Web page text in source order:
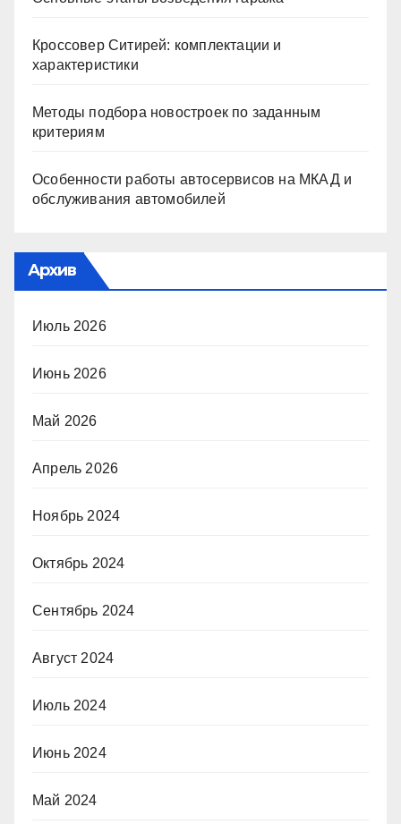
Кроссовер Ситирей: комплектации и
характеристики
Методы подбора новостроек по заданным
критериям
Особенности работы автосервисов на МКАД и
обслуживания автомобилей
Архив
Июль 2026
Июнь 2026
Май 2026
Апрель 2026
Ноябрь 2024
Октябрь 2024
Сентябрь 2024
Август 2024
Июль 2024
Июнь 2024
Май 2024